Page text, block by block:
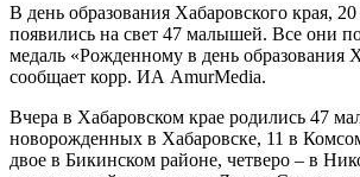
В день образования Хабаровского края,
появились на свет 47 малышей. Все они
медаль «Рожденному в день образования
сообщает корр. ИА AmurMedia.
Вчера в Хабаровском крае родились 47
новорожденных в Хабаровске, 11 в
двое в Бикинском районе, четверо – в